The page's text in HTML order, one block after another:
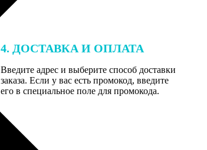
4. ДОСТАВКА И ОПЛАТА
Введите адрес и выберите способ доставки
заказа. Если у вас есть промокод, введите
его в специальное поле для промокода.